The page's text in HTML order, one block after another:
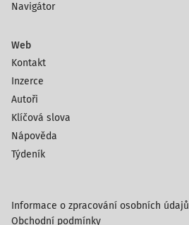
Navigátor
Web
Kontakt
Inzerce
Autoři
Klíčová slova
Nápověda
Týdeník
Informace o zpracování osobních údajů
Obchodní podmínky